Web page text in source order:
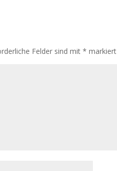
Felder sind mit* markiert